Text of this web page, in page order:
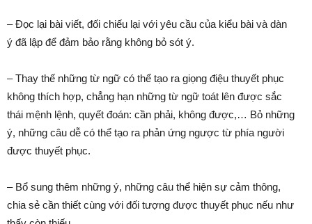
– Đọc lại bài viết, đối chiếu lại với yêu cầu của kiểu bài và dàn
ý đã lập để đảm bảo rằng không bỏ sót ý.
– Thay thế những từ ngữ có thể tạo ra giọng điệu thuyết phục
không thích hợp, chẳng hạn những từ ngữ toát lên được sắc
thái mệnh lệnh, quyết đoán: cần phải, không được,… Bỏ những
ý, những câu dễ có thể tạo ra phản ứng ngược từ phía người
được thuyết phục.
– Bổ sung thêm những ý, những câu thể hiện sự cảm thông,
chia sẻ cần thiết cùng với đối tượng được thuyết phục nếu như